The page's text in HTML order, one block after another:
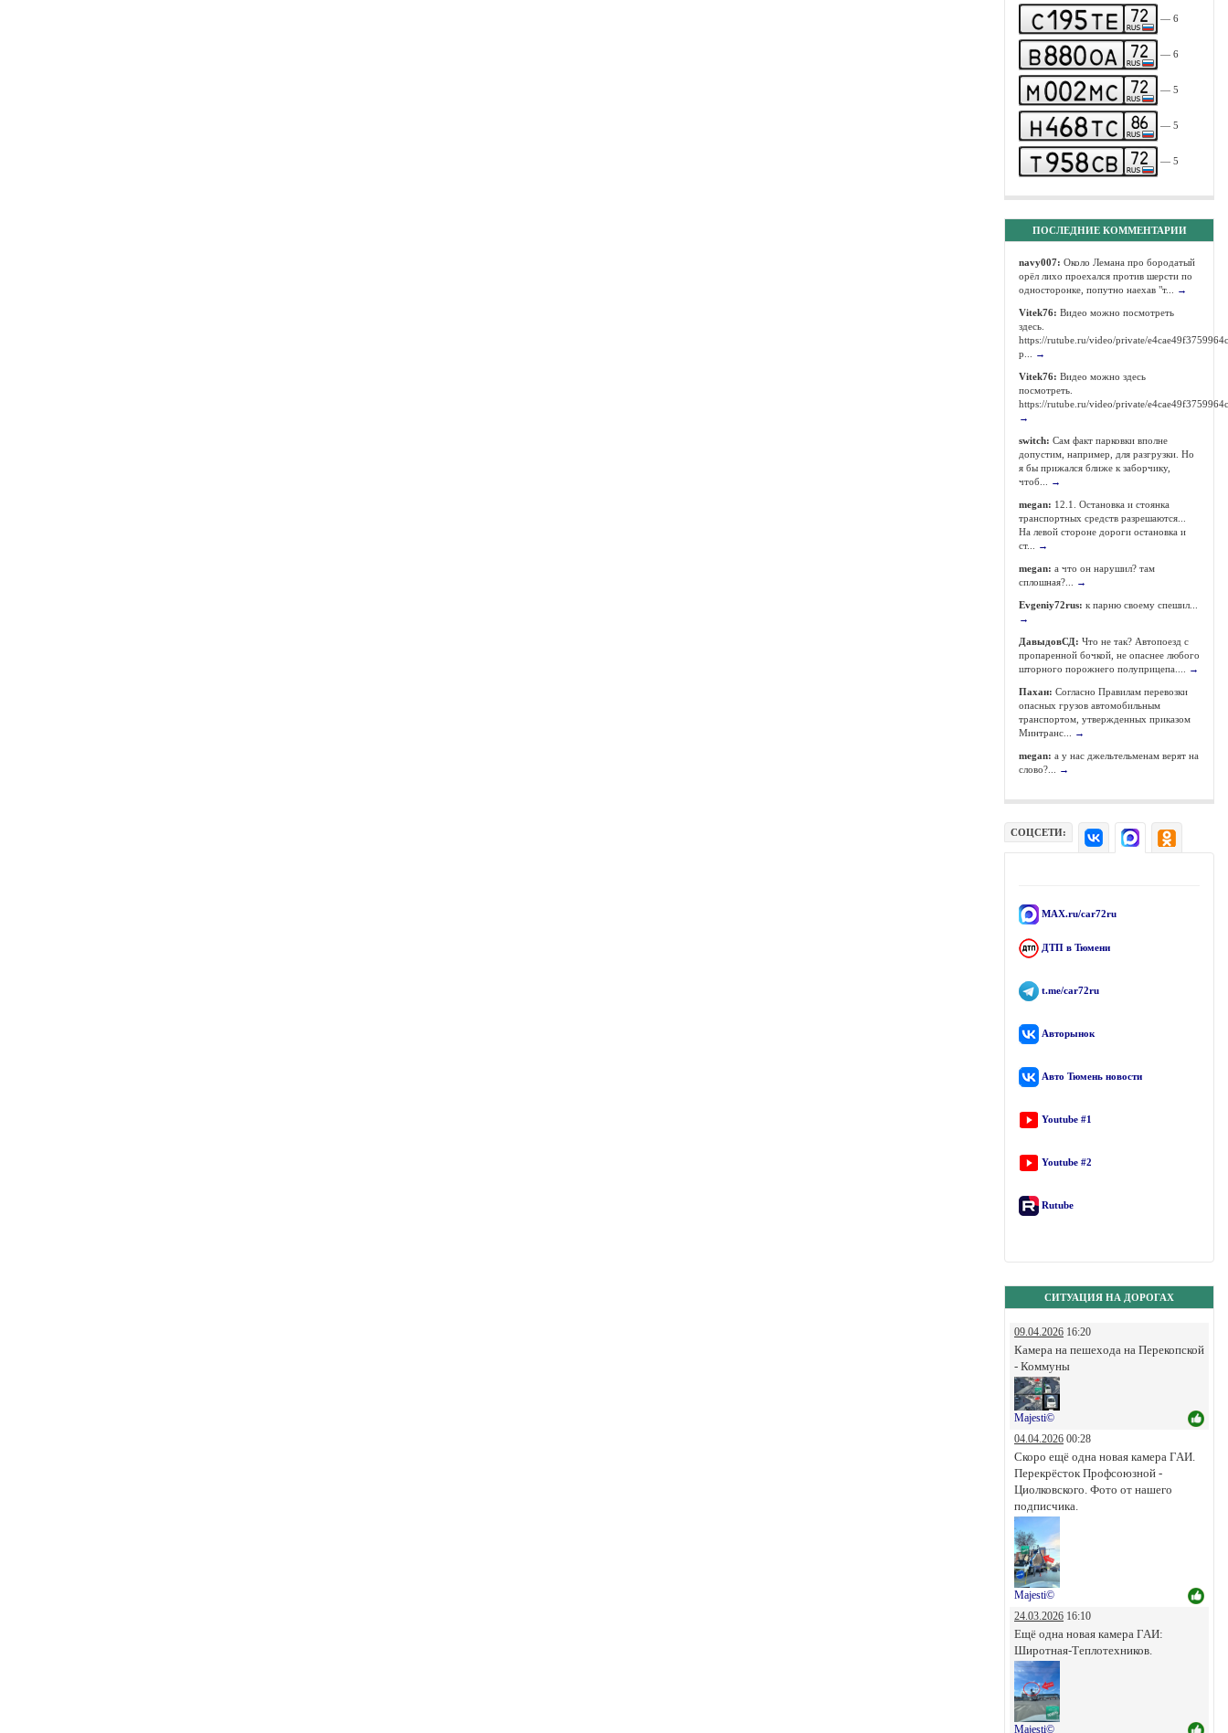
— 6
— 6
— 5
— 5
— 5
ПОСЛЕДНИЕ КОММЕНТАРИИ
navy007: Около Лемана про бородатый
орёл лихо проехался против шерсти по
односторонке, попутно наехав "т...
→
Vitek76: Видео можно посмотреть
здесь.
https://rutube.ru/video/private/
p...
→
Vitek76: Видео можно здесь
посмотреть.
https://rutube.ru/video/private/
→
switch: Сам факт парковки вполне
допустим, например, для разгрузки. Но
я бы прижался ближе к заборчику,
чтоб...
→
megan: 12.1. Остановка и стоянка
транспортных средств разрешаются...
На левой стороне дороги остановка и
ст...
→
megan: а что он нарушил? там
сплошная?...
→
Evgeniy72rus: к парню своему спешил...
→
ДавыдовСД: Что не так? Автопоезд с
пропаренной бочкой, не опаснее любого
шторного порожнего полуприцепа....
→
Пахан: Согласно Правилам перевозки
опасных грузов автомобильным
транспортом, утвержденных приказом
Минтранс...
→
megan: а у нас джельтельменам верят на
слово?...
→
СОЦСЕТИ:
MAX.ru/car72ru
ДТП в Тюмени
t.me/car72ru
Авторынок
Авто Тюмень новости
Youtube #1
Youtube #2
Rutube
СИТУАЦИЯ НА ДОРОГАХ
09.04.2026 16:20
Камера на пешехода на Перекопской
- Коммуны
Majesti©
04.04.2026 00:28
Скоро ещё одна новая камера ГАИ.
Перекрёсток Профсоюзной -
Циолковского. Фото от нашего
подписчика.
Majesti©
24.03.2026 16:10
Ещё одна новая камера ГАИ:
Широтная-Теплотехников.
Majesti©